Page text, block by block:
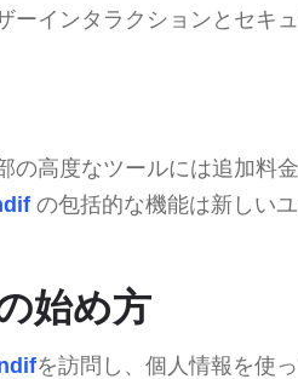
ーインタラクションとセキ
の高度なツールには追加料
の包括的な機能は新しい
始め方
を訪問し、個人情報を使